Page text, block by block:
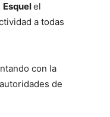
Esquelel
a todas
con la
de